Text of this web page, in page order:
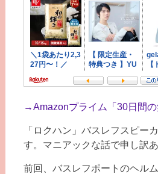
→Amazonプライム「30日間の
「ロクハン」バスレフスピー
す。マニアックな話で申し訳あ
前回、バスレフポートのヘル